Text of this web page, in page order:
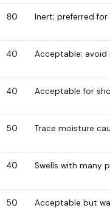
80 Inert; preferred
40 Acceptable;
40 Acceptable for
50 Trace moisture
40 Swells with many
50 Acceptable but